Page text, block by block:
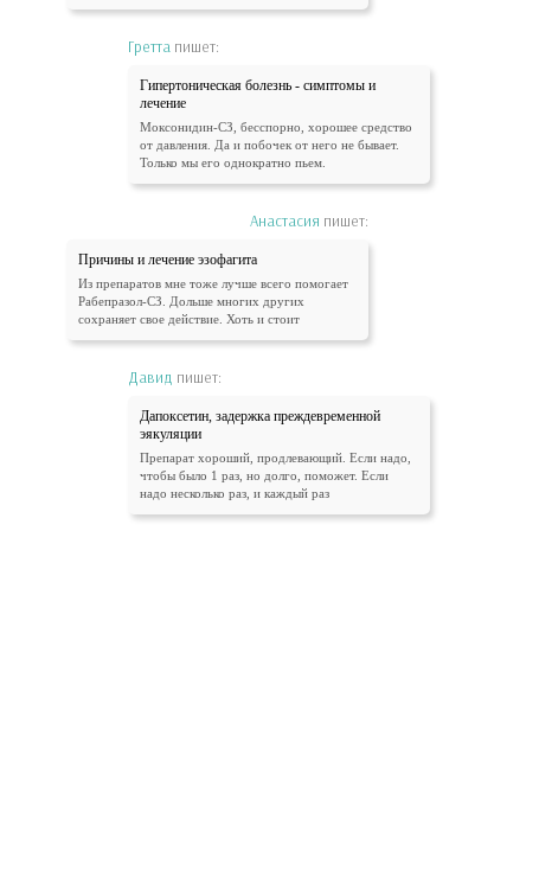
Гретта пишет:
Гипертоническая болезнь - симптомы и
лечение
Моксонидин-СЗ, бесспорно, хорошее средство
от давления. Да и побочек от него не бывает.
Только мы его однократно пьем.
Анастасия пишет:
Причины и лечение эзофагита
Из препаратов мне тоже лучше всего помогает
Рабепразол-СЗ. Дольше многих других
сохраняет свое действие. Хоть и стоит
Давид пишет:
Дапоксетин, задержка преждевременной
эякуляции
Препарат хороший, продлевающий. Если надо,
чтобы было 1 раз, но долго, поможет. Если
надо несколько раз, и каждый раз